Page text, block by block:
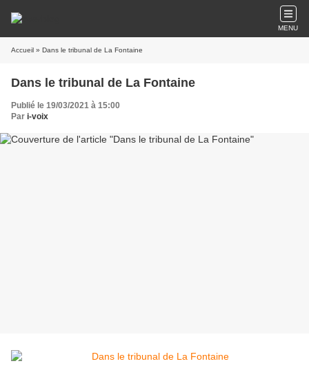
MENU
Accueil » Dans le tribunal de La Fontaine
Dans le tribunal de La Fontaine
Publié le 19/03/2021 à 15:00
Par i-voix